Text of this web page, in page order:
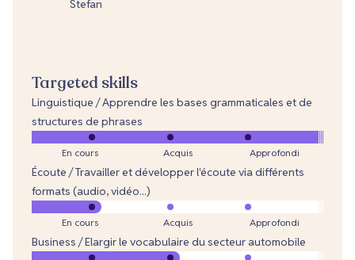
Stefan
Targeted skills
Linguistique / Apprendre les bases grammaticales et de
structures de phrases
En cours Acquis Approfondi
Écoute / Travailler et développer l'écoute via différents
formats (audio, vidéo...)
En cours Acquis Approfondi
Business / Elargir le vocabulaire du secteur automobile